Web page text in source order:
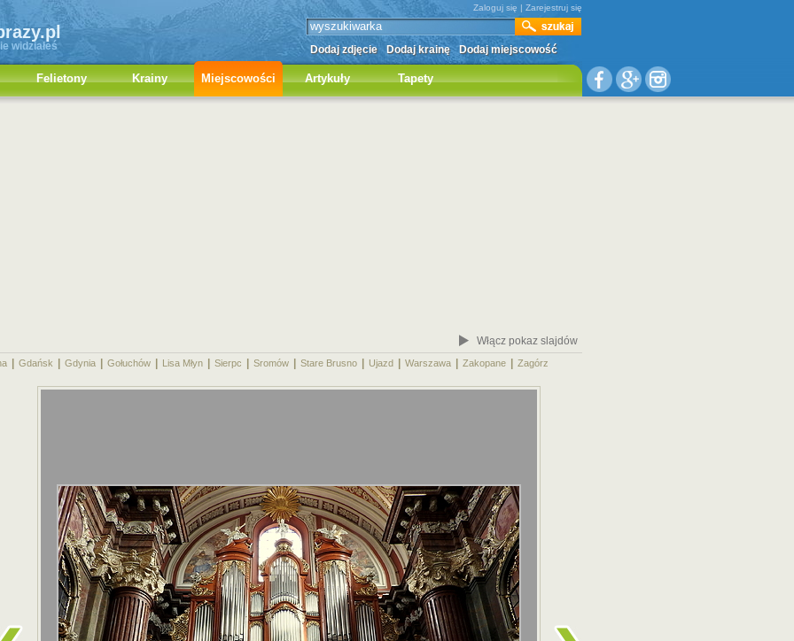
widziałeś
Zaloguj się | Zarejestruj się
Dodaj zdjęcie Dodaj krainę Dodaj miejscowość
Felietony Krainy Miejscowości Artykuły Tapety
Włącz pokaz slajdów
Gdańsk Gdynia Gołuchów Lisa Młyn Sierpc Sromów Stare Brusno Ujazd Warszawa Zakopane Zagórz